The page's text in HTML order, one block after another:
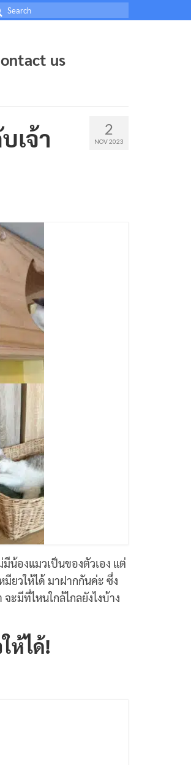
us
2
NOV 2023
เจ้า
น้องแมวเป็นของตัวเอง แต่
ยวให้ได้ มาฝากกันค่ะ ซึ่ง
มีที่ไหนใกล้ไกลยังไงบ้าง
ห้ได้!